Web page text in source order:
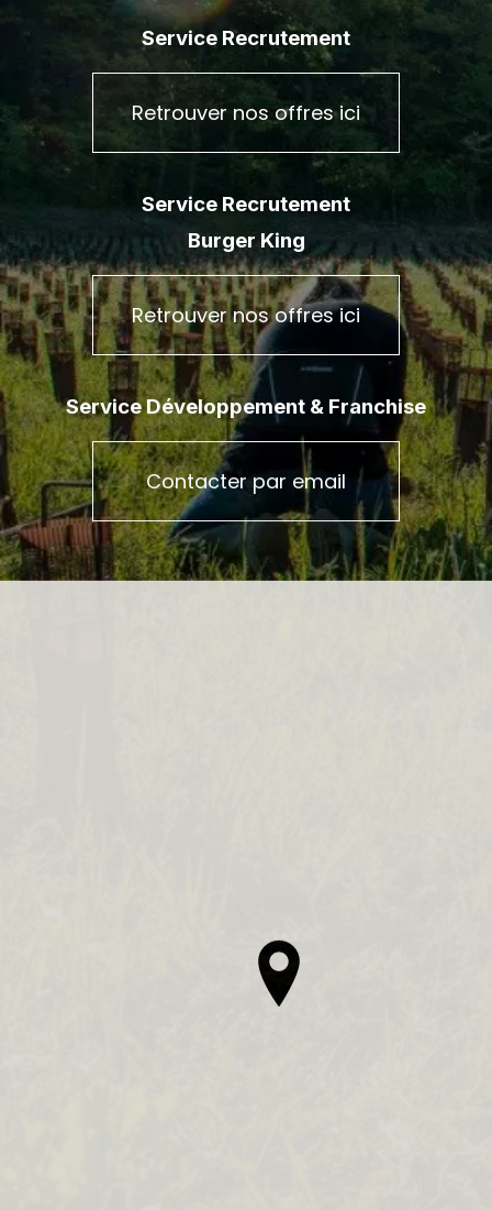
Service Recrutement
Retrouver nos offres ici
Service Recrutement
Burger King
Retrouver nos offres ici
Service Développement & Franchise
Contacter par email